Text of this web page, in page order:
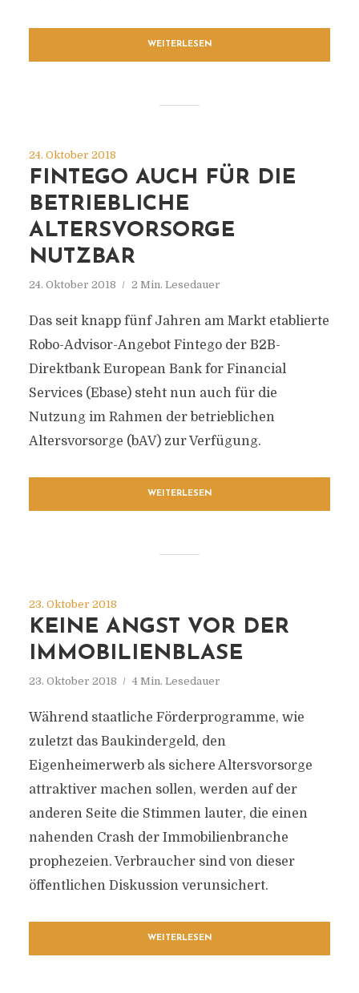
WEITERLESEN
24. Oktober 2018
FINTEGO AUCH FÜR DIE
BETRIEBLICHE
ALTERSVORSORGE
NUTZBAR
24. Oktober 2018 2 Min. Lesedauer
Das seit knapp fünf Jahren am Markt etablierte
Robo-Advisor-Angebot Fintego der B2B-
Direktbank European Bank for Financial
Services (Ebase) steht nun auch für die
Nutzung im Rahmen der betrieblichen
Altersvorsorge (bAV) zur Verfügung.
WEITERLESEN
23. Oktober 2018
KEINE ANGST VOR DER
IMMOBILIENBLASE
23. Oktober 2018 4 Min. Lesedauer
Während staatliche Förderprogramme, wie
zuletzt das Baukindergeld, den
Eigenheimerwerb als sichere Altersvorsorge
attraktiver machen sollen, werden auf der
anderen Seite die Stimmen lauter, die einen
nahenden Crash der Immobilienbranche
prophezeien. Verbraucher sind von dieser
öffentlichen Diskussion verunsichert.
WEITERLESEN